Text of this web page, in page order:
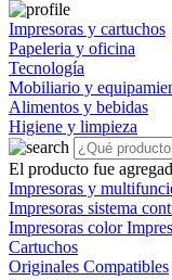
Impresoras y cartuchos
Papeleria y oficina
Tecnología
Mobiliario y
Alimentos y bebidas
Higiene y limpieza
El producto fue
Impresoras y
Impresoras sistema
Impresoras color
Cartuchos
Originales Compatibles